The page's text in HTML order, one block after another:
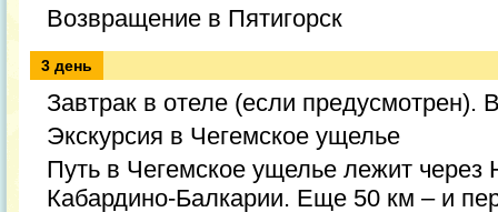
Возвращение в Пятигорск
3 день
Завтрак в отеле (если предусмотрен).
Экскурсия в Чегемское ущелье
Путь в Чегемское ущелье лежит через
Кабардино-Балкарии. Еще 50 км – и